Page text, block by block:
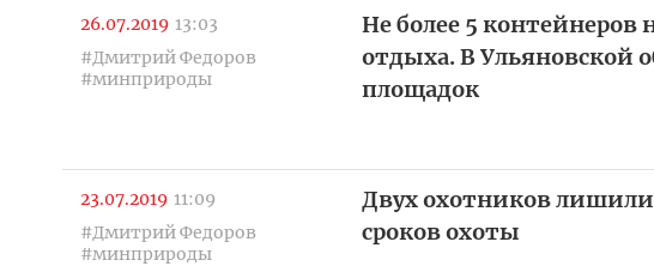
26.07.2019 13:03
#Дмитрий Федоров
#минприроды
Не более 5 контейнеров
отдыха. В Ульяновской
площадок
23.07.2019 11:09
#Дмитрий Федоров
#минприроды
Двух охотников
сроков охоты